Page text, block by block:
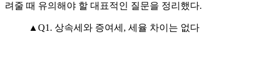
려줄 때 유의해야 할 대표적인 질문을 정리했다.
▲Q1. 상속세와 증여세, 세율 차이는 없다